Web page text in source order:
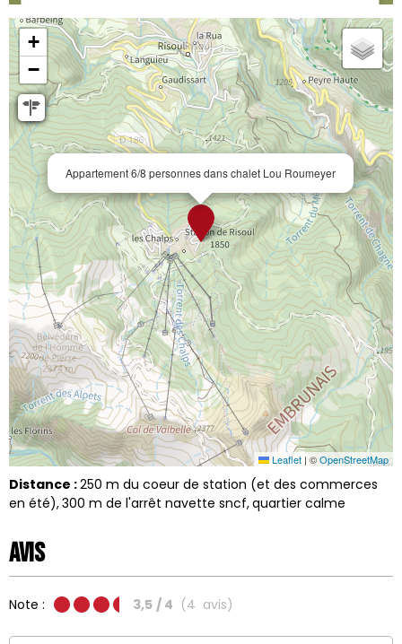
Appartement 6/8 personnes dans chalet Lou Roumeyer
+
−
Leaflet | ©OpenStreetMap
Distance :250 m du coeur de station (et des commerces
en été) 300 m de l'arrêt navette sncf quartier calme
Avis
Note : 3,5 / 4 (4 avis)